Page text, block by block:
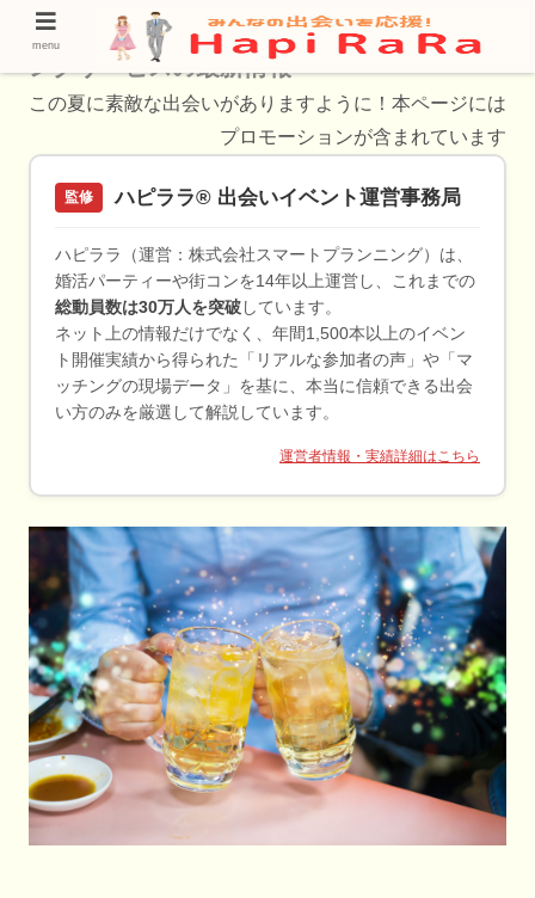
代官山でおすすめ！合コンアプリ・セッティ
ングサービスの最新情報
この夏に素敵な出会いがありますように！本ページには
プロモーションが含まれています
監修 ハピララ® 出会いイベント運営事務局
ハピララ（運営：株式会社スマートプランニング）は、
婚活パーティーや街コンを14年以上運営し、これまでの
総動員数は30万人を突破 しています。
ネット上の情報だけでなく、年間1,500本以上のイベン
ト開催実績から得られた「リアルな参加者の声」や「マ
ッチングの現場データ」を基に、本当に信頼できる出会
い方のみを厳選して解説しています。
運営者情報・実績詳細はこちら
menu